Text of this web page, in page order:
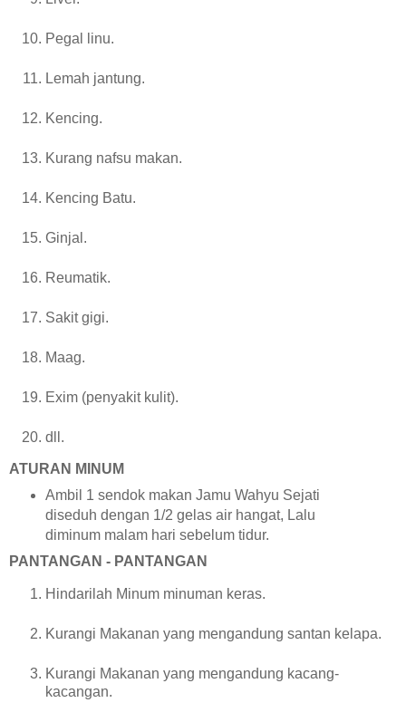
Pegal linu.
Lemah jantung.
Kencing.
Kurang nafsu makan.
Kencing Batu.
Ginjal.
Reumatik.
Sakit gigi.
Maag.
Exim (penyakit kulit).
dll.
ATURAN MINUM
Ambil 1 sendok makan Jamu Wahyu Sejati
diseduh dengan 1/2 gelas air hangat, Lalu
diminum malam hari sebelum tidur.
PANTANGAN - PANTANGAN
Hindarilah Minum minuman keras.
Kurangi Makanan yang mengandung santan kelapa.
Kurangi Makanan yang mengandung kacang-
kacangan.